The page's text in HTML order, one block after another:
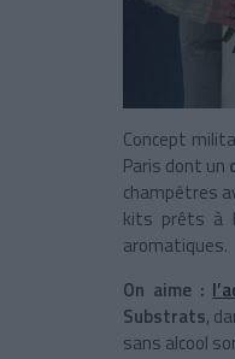
Concept
Paris dont un
champêtres
kits prêts à
aromatiques.
On aime :
Substrats,
sans alcool